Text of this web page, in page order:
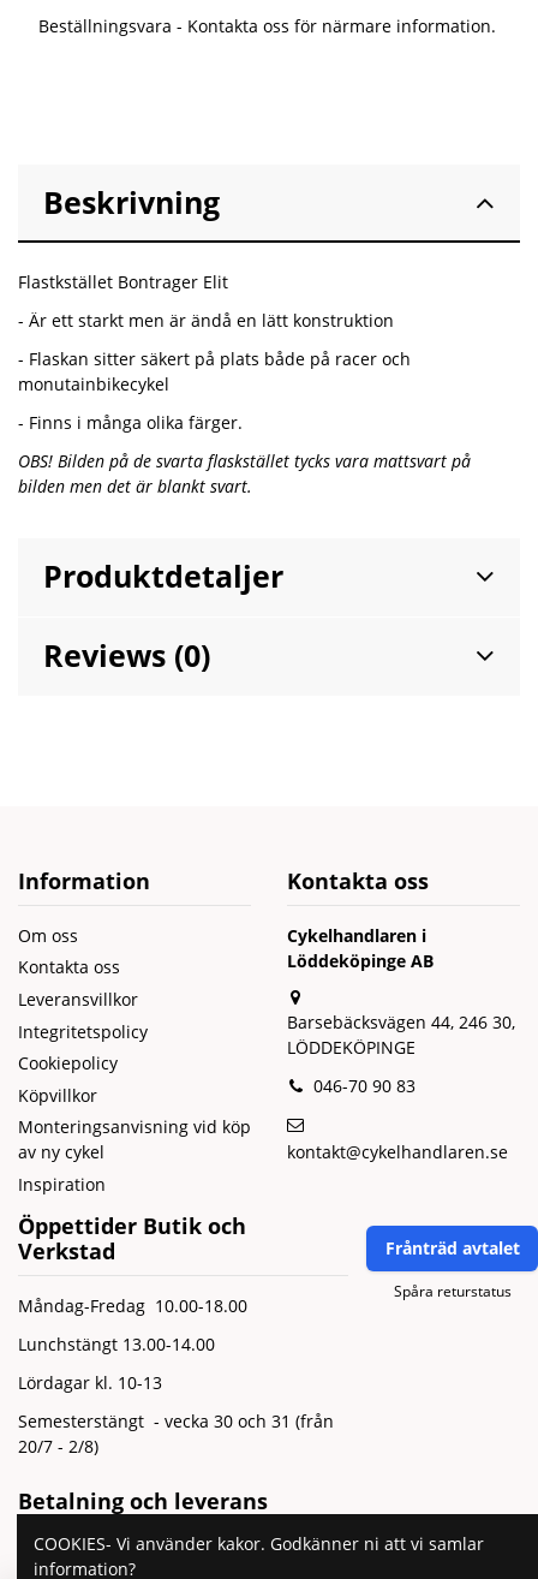
Beställningsvara - Kontakta oss för närmare information.
Beskrivning
Flastkstället Bontrager Elit
- Är ett starkt men är ändå en lätt konstruktion
- Flaskan sitter säkert på plats både på racer och
monutainbikecykel
- Finns i många olika färger.
OBS! Bilden på de svarta flaskstället tycks vara mattsvart på
bilden men det är blankt svart.
Produktdetaljer
Reviews (0)
Information
Om oss
Kontakta oss
Leveransvillkor
Integritetspolicy
Cookiepolicy
Köpvillkor
Monteringsanvisning vid köp
av ny cykel
Inspiration
Kontakta oss
Cykelhandlaren i
Löddeköpinge AB
Barsebäcksvägen 44, 246 30,
LÖDDEKÖPINGE
046-70 90 83
kontakt@cykelhandlaren.se
Öppettider Butik och
Verkstad
Måndag-Fredag 10.00-18.00
Lunchstängt 13.00-14.00
Lördagar kl. 10-13
Semesterstängt - vecka 30 och 31 (från
20/7 - 2/8)
Frånträd avtalet
Spåra returstatus
Betalning och leverans
COOKIES- Vi använder kakor. Godkänner ni att vi samlar
information?